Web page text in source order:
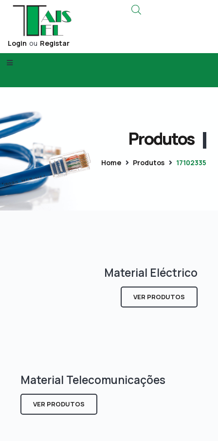
Login ou Registar
Produtos
Home Produtos 17102335
Material Eléctrico
VER PRODUTOS
Material Telecomunicações
VER PRODUTOS